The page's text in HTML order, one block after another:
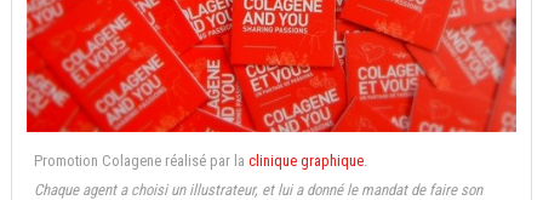
Promotion Colagene réalisé par la clinique graphique
Chaque agent a choisi un illustrateur, et lui a donné le mandat de faire son